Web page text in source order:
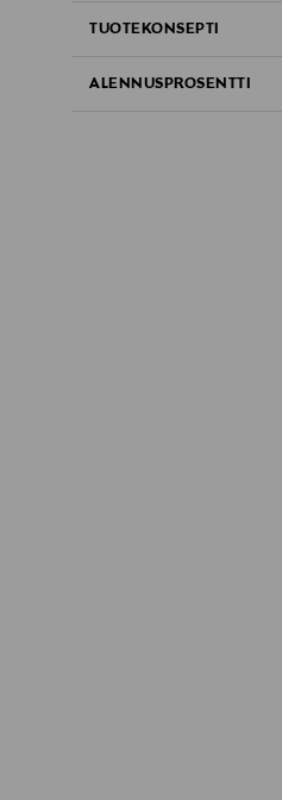
TUOTEKONSEPTI
ALENNUSPROSENTTI